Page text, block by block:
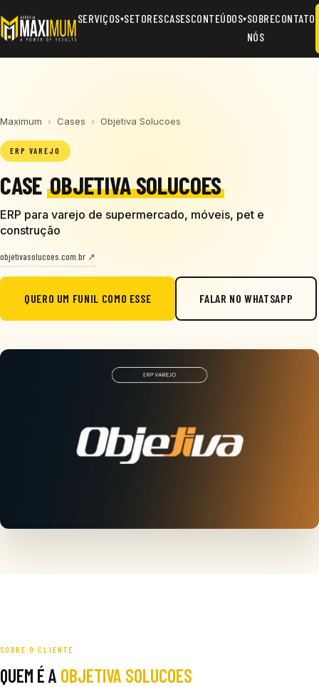
SERVIÇOS▾SETORESCASESCONTEÚDOS▾SOBRE
NÓS
CONTATO
Maximum › Cases › Objetiva Solucoes
ERP VAREJO
CASEOBJETIVA SOLUCOES
ERP para varejo de supermercado, móveis, pet e
construção
objetivasolucoes.com.br ↗
QUERO UM FUNIL COMO ESSE FALAR NO WHATSAPP
SOBRE O CLIENTE
QUEM É A OBJETIVA SOLUCOES